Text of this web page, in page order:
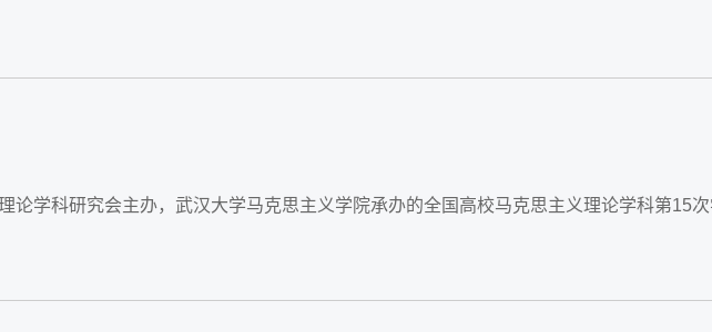
学科研究会主办，武汉大学马克思主义学院承办的全国高校马克思主义理论学科第15